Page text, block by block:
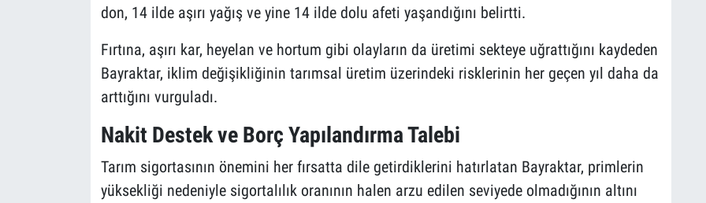
don, 14 ilde aşırı yağış ve yine 14 ilde dolu afeti yaşandığını belirtti.
Fırtına, aşırı kar, heyelan ve hortum gibi olayların da üretimi sekteye uğrattığını kaydeden
Bayraktar, iklim değişikliğinin tarımsal üretim üzerindeki risklerinin her geçen yıl daha da
arttığını vurguladı.
Nakit Destek ve Borç Yapılandırma Talebi
Tarım sigortasının önemini her fırsatta dile getirdiklerini hatırlatan Bayraktar, primlerin
yüksekliği nedeniyle sigortalılık oranının halen arzu edilen seviyede olmadığının altını